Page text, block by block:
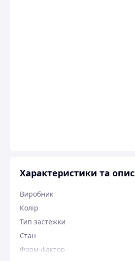
Характеристики та опис
Виробник
Колір
Тип застежки
Стан
Форм-фактор